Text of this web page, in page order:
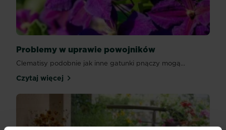
Problemy w uprawie powojników
Clematisy podobnie jak inne gatunki pnączy mogą...
Czytaj więcejProblemy w uprawie powojników